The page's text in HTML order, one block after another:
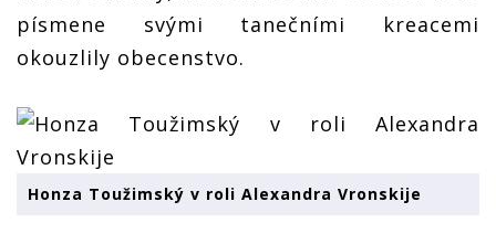
písmene svými tanečními kreacemi
okouzlily obecenstvo.
Honza Toužimský v roli Alexandra Vronskije